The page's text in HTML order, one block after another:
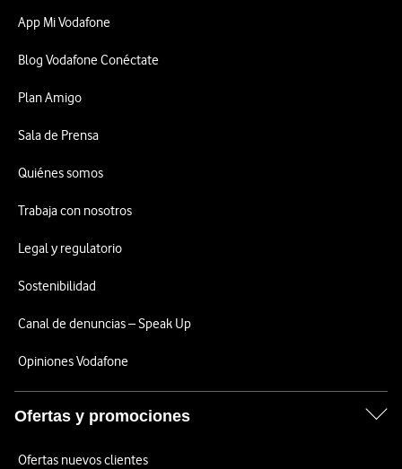
App Mi Vodafone
Blog Vodafone Conéctate
Plan Amigo
Sala de Prensa
Quiénes somos
Trabaja con nosotros
Legal y regulatorio
Sostenibilidad
Canal de denuncias – Speak Up
Opiniones Vodafone
Ofertas y promociones
Ofertas nuevos clientes